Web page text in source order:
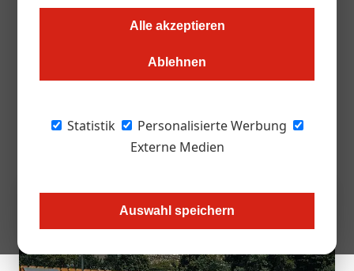
Alle akzeptieren
Ablehnen
Statistik
Personalisierte Werbung
Externe Medien
Auswahl speichern
Das neue Sommerkonzept im Soulsisters Hotel sorgt für
Sundowner und Soul-Brunch. Wir haben nachgesehen, was
hinter dem Hype steckt.